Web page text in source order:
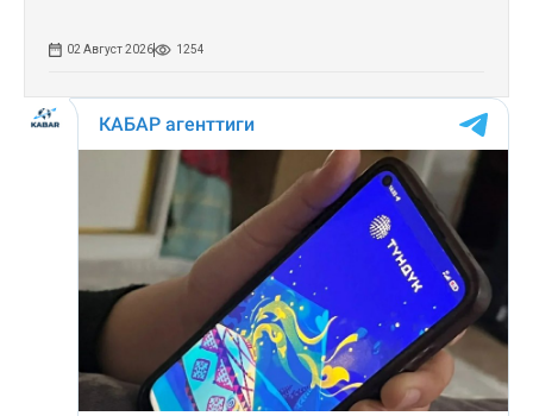
02 Август 2026 1254